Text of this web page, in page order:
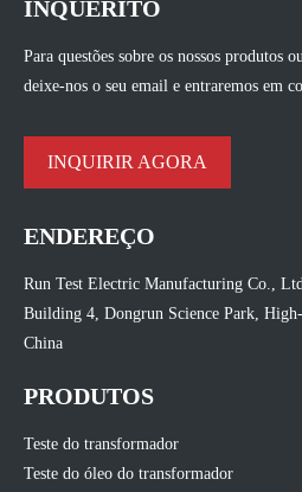
INQUÉRITO
Para questões sobre os nossos produtos
deixe-nos o seu email e entraremos em
INQUIRIR AGORA
ENDEREÇO
Run Test Electric Manufacturing Co., Ltd.
Building 4, Dongrun Science Park,
China
PRODUTOS
Teste do transformador
Teste do óleo do transformador